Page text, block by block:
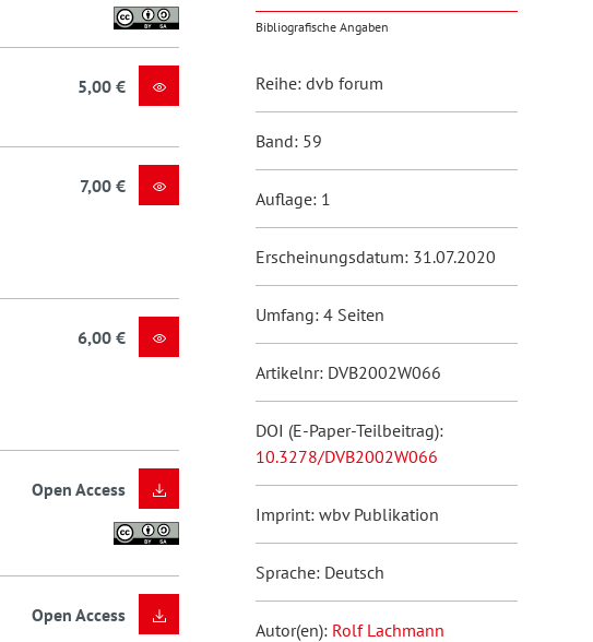
5,00 €
7,00 €
6,00 €
Open Access
Open Access
Bibliografische Angaben
Reihe: dvb forum
Band: 59
Auflage: 1
Erscheinungsdatum: 31.07.2020
Umfang: 4 Seiten
Artikelnr: DVB2002W066
DOI (E-Paper-Teilbeitrag):
10.3278/DVB2002W066
Imprint: wbv Publikation
Sprache: Deutsch
Autor(en): Rolf Lachmann